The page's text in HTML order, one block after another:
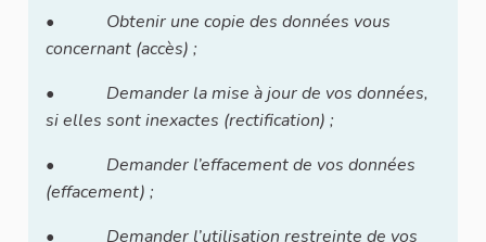
• Obtenir une copie des données vous
concernant (accès) ;
• Demander la mise à jour de vos données,
si elles sont inexactes (rectification) ;
• Demander l’effacement de vos données
(effacement) ;
• Demander l’utilisation restreinte de vos